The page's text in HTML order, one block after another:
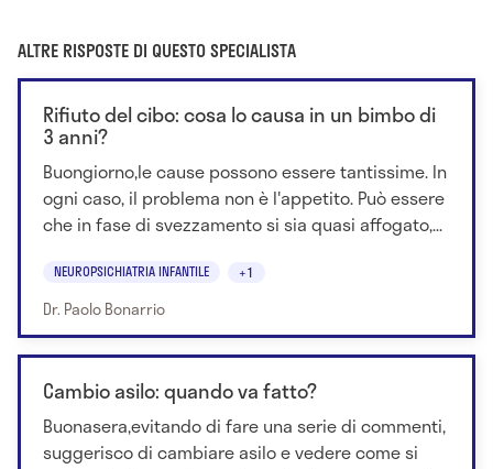
ALTRE RISPOSTE DI QUESTO SPECIALISTA
Rifiuto del cibo: cosa lo causa in un bimbo di
3 anni?
Buongiorno,le cause possono essere tantissime. In
ogni caso, il problema non è l'appetito. Può essere
che in fase di svezzamento si sia quasi affogato,...
NEUROPSICHIATRIA INFANTILE +1
Dr. Paolo Bonarrio
Cambio asilo: quando va fatto?
Buonasera,evitando di fare una serie di commenti,
suggerisco di cambiare asilo e vedere come si